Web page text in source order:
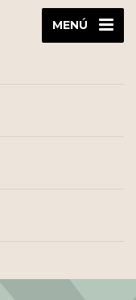
MENÚ